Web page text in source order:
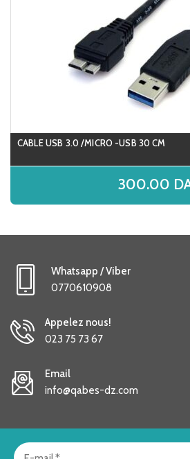
CABLE USB 3.0 /MICRO -USB 30 CM
300.00
Whatsapp / Viber
0770610908
Appelez nous!
023 75 73 67
Email
info@qabes-dz.com